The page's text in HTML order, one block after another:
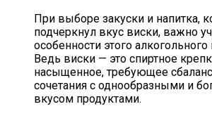
При выборе закуски и напитка,
подчеркнул вкус виски, важно
особенности этого алкогольного
Ведь виски — это спиртное
насыщенное, требующее
сочетания с однообразными и
вкусом продуктами.